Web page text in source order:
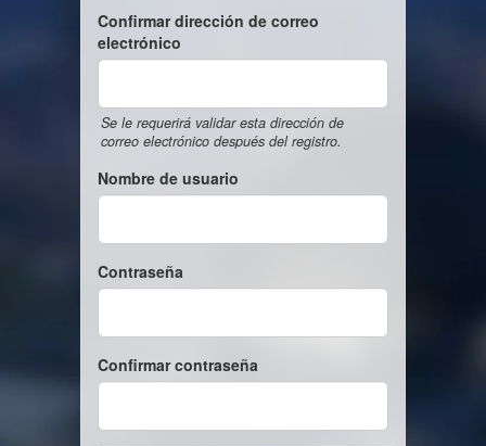
Confirmar dirección de correo
electrónico
Se le requerirá validar esta dirección de
correo electrónico después del registro.
Nombre de usuario
Contraseña
Confirmar contraseña